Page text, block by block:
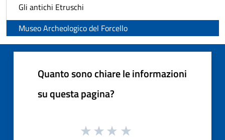
Gli antichi Etruschi
Museo Archeologico del Forcello
Quanto sono chiare le informazioni
su questa pagina?